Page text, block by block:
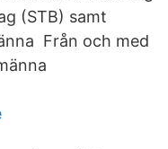
(STB) samt
Från och med